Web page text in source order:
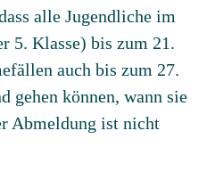
alle Jugendliche im
5. Klasse) bis zum 21.
auch bis zum 27.
gehen können, wann sie
Abmeldung ist nicht